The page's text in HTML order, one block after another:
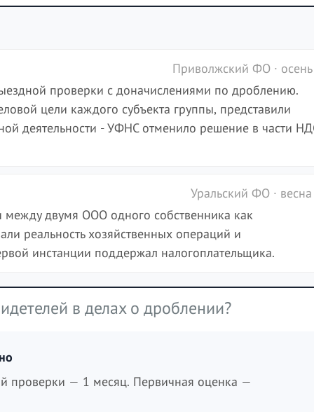
Приволжский ФО ·
проверки с доначислениями по дроблению.
цели каждого субъекта группы, представили
деятельности - УФНС отменило решение в части
Уральский ФО ·
двумя ООО одного собственника как
реальность хозяйственных операций и
инстанции поддержал налогоплательщика.
в делах о дроблении?
проверки — 1 месяц. Первичная оценка —